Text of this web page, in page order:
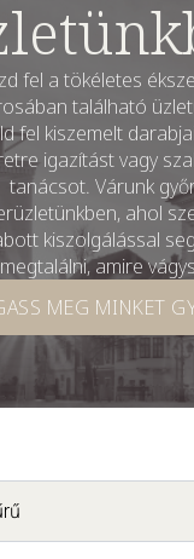
fel a tökéletes
található
fel kiszemelt
igazítást vagy
tanácsot. Várunk
ahol
kiszolgálással
megtalálni, amire
MEG MINKET